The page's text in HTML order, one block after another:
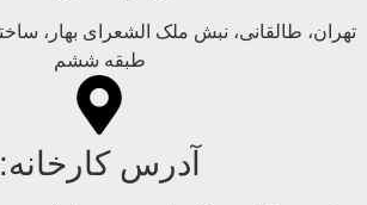
طبقه ششم
آدرس کارخانه: